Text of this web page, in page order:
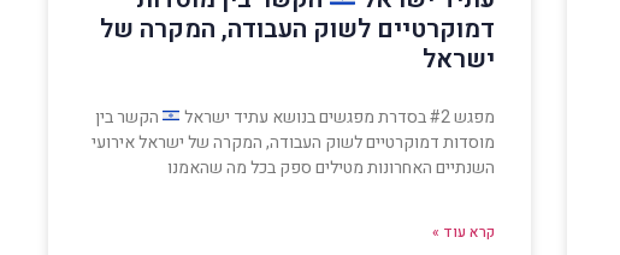
דמוקרטיים לשוק העבודה, המקרה של
ישראל
מפגש #2 בסדרת מפגשים בנושא עתיד ישראל
הקשר בין
מוסדות דמוקרטיים לשוק העבודה, המקרה של ישראל אירועי
השנתיים האחרונות מטילים ספק בכל מה שהאמנו
קרא עוד »